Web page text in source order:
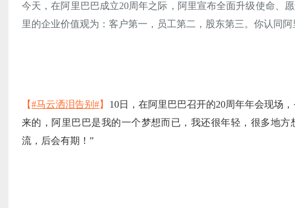
今天，在阿里巴巴成立20周年之际，阿里宣布全面升级使命、
里的企业价值观为：客户第一，员工第二，股东第三。你认同
【#马云洒泪告别#】 10日，在阿里巴巴召开的20周年年会现场
来的，阿里巴巴是我的一个梦想而已，我还很年轻，很多地
流，后会有期！”